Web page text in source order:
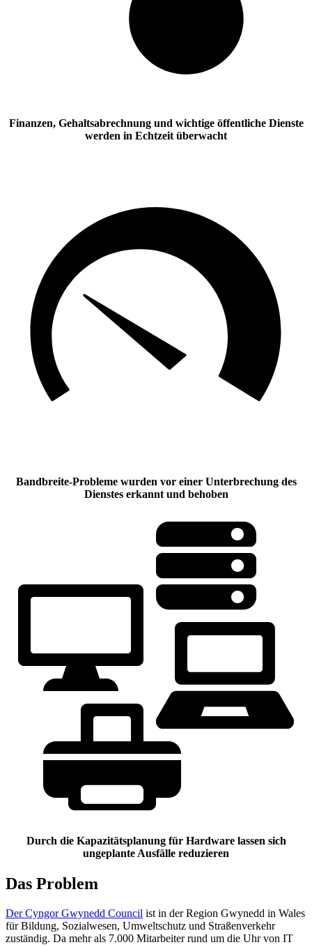
Finanzen, Gehaltsabrechnung und wichtige öffentliche Dienste
werden in Echtzeit überwacht
Bandbreite-Probleme wurden vor einer Unterbrechung des
Dienstes erkannt und behoben
Durch die Kapazitätsplanung für Hardware lassen sich
ungeplante Ausfälle reduzieren
Das Problem
Der Cyngor Gwynedd Council ist in der Region Gwynedd in Wales
für Bildung, Sozialwesen, Umweltschutz und Straßenverkehr
zuständig. Da mehr als 7.000 Mitarbeiter rund um die Uhr von IT